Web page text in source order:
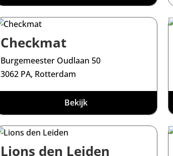
Checkmat
Burgemeester Oudlaan 50
3062 PA, Rotterdam
Bekijk
Lions den Leiden